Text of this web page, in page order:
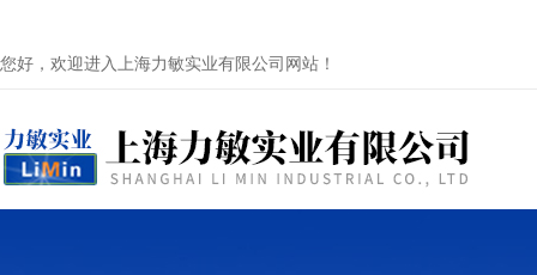
您好，欢迎进入上海力敏实业有限公司网站！